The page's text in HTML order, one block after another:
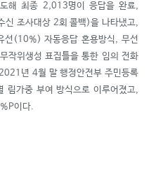
해 최종 2,013명이 응답을 완료,
조사대상 2회 콜백)을 나타냈고,
(10%) 자동응답 혼용방식, 무선
위생성 표집틀을 통한 임의 전화
년 4월 말 행정안전부 주민등록
림가중 부여 방식으로 이루어졌고,
이다.